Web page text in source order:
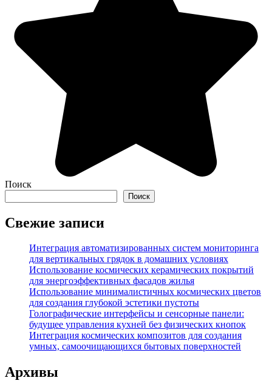
Поиск
Поиск
Свежие записи
Интеграция автоматизированных систем мониторинга
для вертикальных грядок в домашних условиях
Использование космических керамических покрытий
для энергоэффективных фасадов жилья
Использование минималистичных космических цветов
для создания глубокой эстетики пустоты
Голографические интерфейсы и сенсорные панели:
будущее управления кухней без физических кнопок
Интеграция космических композитов для создания
умных, самоочищающихся бытовых поверхностей
Архивы